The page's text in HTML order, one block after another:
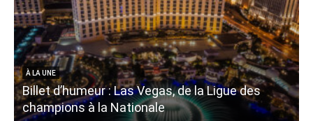
À LA UNE
Billet d’humeur : Las Vegas, de la Ligue des
champions à la Nationale